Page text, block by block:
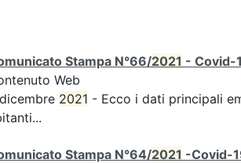
Stampa N°66/2021 - Covid-
Web
2021 - Ecco i dati principali
Stampa N°64/2021 -Covid-